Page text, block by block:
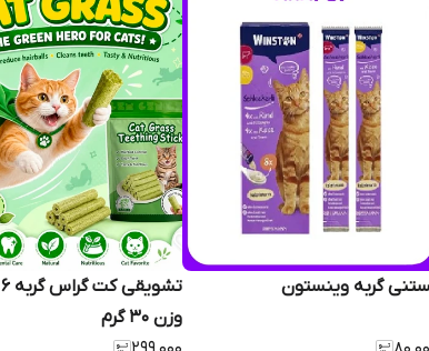
گربه وینستون
وزن 30 گرم